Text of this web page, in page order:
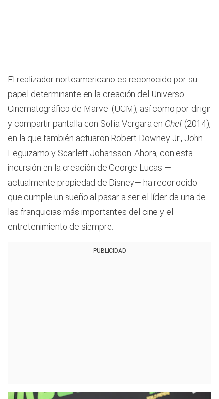
El realizador norteamericano es reconocido por su
papel determinante en la creación del Universo
Cinematográfico de Marvel (UCM), así como por dirigir
y compartir pantalla con Sofía Vergara en Chef(2014),
en la que también actuaron Robert Downey Jr., John
Leguizamo y Scarlett Johansson. Ahora, con esta
incursión en la creación de George Lucas —
actualmente propiedad de Disney— ha reconocido
que cumple un sueño al pasar a ser el líder de una de
las franquicias más importantes del cine y el
entretenimiento de siempre.
PUBLICIDAD